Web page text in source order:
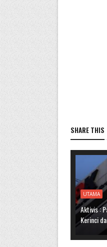
SHARE THIS
UTAMA
Aktivis :
Kerinci